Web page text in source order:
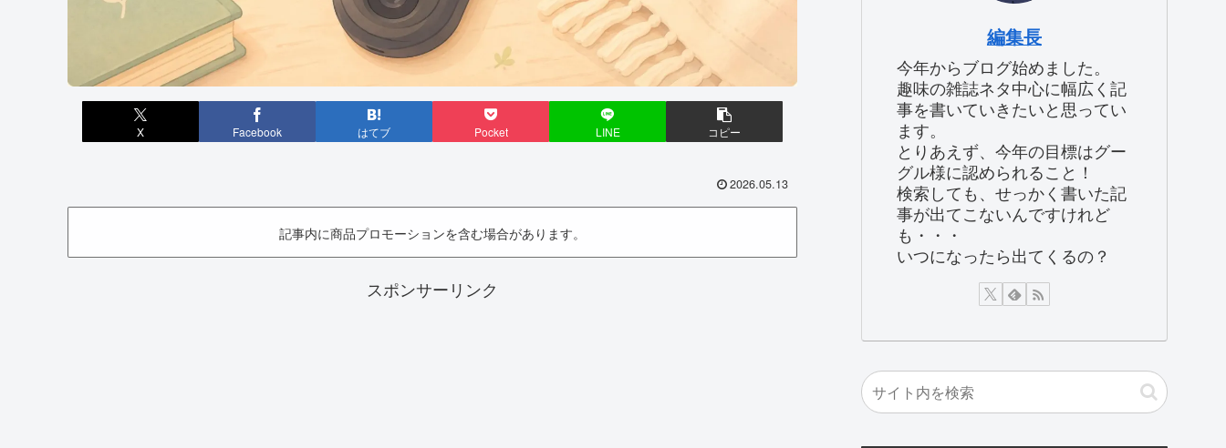
X Facebook はてブ Pocket LINE コピー
2026.05.13
記事内に商品プロモーションを含む場合があります。
スポンサーリンク
編集長
今年からブログ始めました。
趣味の雑誌ネタ中心に幅広く記
事を書いていきたいと思ってい
ます。
とりあえず、今年の目標はグー
グル様に認められること！
検索しても、せっかく書いた記
事が出てこないんですけれど
も・・・
いつになったら出てくるの？